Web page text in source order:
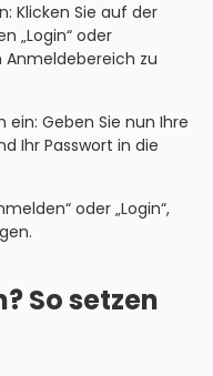
Klicken Sie auf der
„Login“ oder
Anmeldebereich zu
ein: Geben Sie nun Ihre
Ihr Passwort in die
oder „Login“,
So setzen